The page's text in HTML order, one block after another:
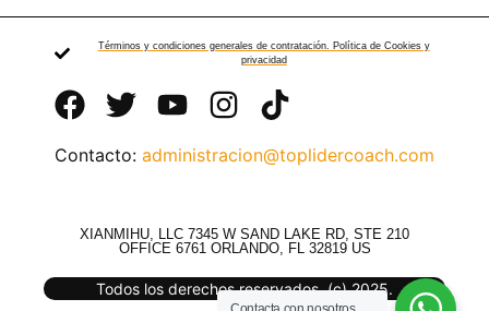
Términos y condiciones generales de contratación. Política de Cookies y
privacidad
Contacto: administracion@toplidercoach.com
XIANMIHU, LLC 7345 W SAND LAKE RD, STE 210
OFFICE 6761 ORLANDO, FL 32819 US
Todos los derechos reservados. (c) 2025.